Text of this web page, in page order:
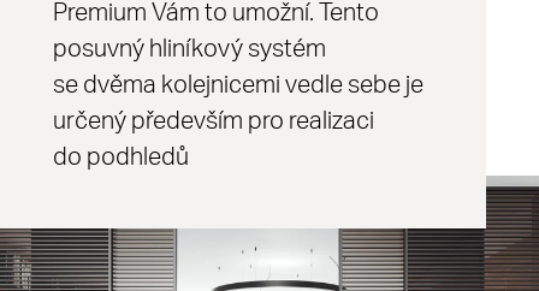
Premium Vám to umožní. Tento
posuvný hliníkový systém
se dvěma kolejnicemi vedle sebe je
určený především pro realizaci
do podhledů